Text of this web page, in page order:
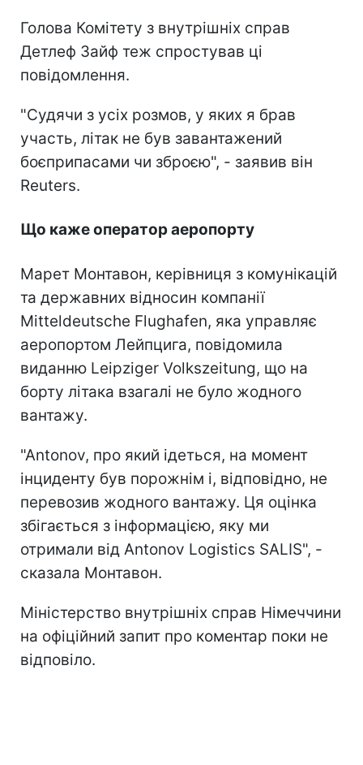
Голова Комітету з внутрішніх справ
Детлеф Зайф теж спростував ці
повідомлення.
"Судячи з усіх розмов, у яких я брав
участь, літак не був завантажений
боєприпасами чи зброєю", - заявив він
Reuters.
Що каже оператор аеропорту
Марет Монтавон, керівниця з комунікацій
та державних відносин компанії
Mitteldeutsche Flughafen, яка управляє
аеропортом Лейпцига, повідомила
виданню Leipziger Volkszeitung, що на
борту літака взагалі не було жодного
вантажу.
"Antonov, про який ідеться, на момент
інциденту був порожнім і, відповідно, не
перевозив жодного вантажу. Ця оцінка
збігається з інформацією, яку ми
отримали від Antonov Logistics SALIS", -
сказала Монтавон.
Міністерство внутрішніх справ Німеччини
на офіційний запит про коментар поки не
відповіло.